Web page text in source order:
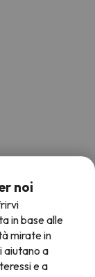
noi
in base alle
mirate in
aiutano a
e a